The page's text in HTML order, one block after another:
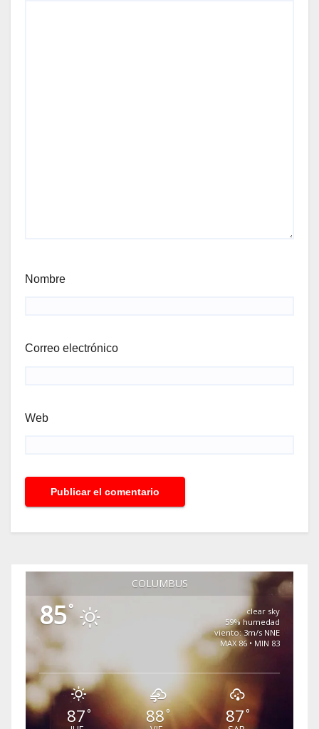
Nombre
Correo electrónico
Web
COLUMBUS
85°
clear sky
59% humedad
viento: 3m/s NNE
MAX 86 • MIN 83
87° 88° 87°